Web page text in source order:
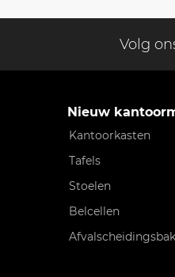
Volg
Nieuw
Kantoorkasten
Tafels
Stoelen
Belcellen